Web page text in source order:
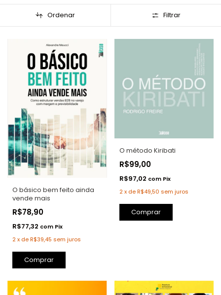
Ordenar Filtrar
O básico bem feito ainda
vende mais
R$78,90
R$77,32 com Pix
2x deR$39,45 sem juros
Comprar
O método Kiribati
R$99,00
R$97,02 com Pix
2 x deR$49,50 sem juros
Comprar